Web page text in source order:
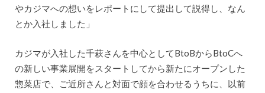
やカジマへの想いをレポートにして提出して説得し、なん
とか入社しました」
カジマが入社した千萩さんを中心としてBtoBからBtoCへ
の新しい事業展開をスタートしてから新たにオープンした
惣菜店で、ご近所さんと対面で顔を合わせるうちに、以前